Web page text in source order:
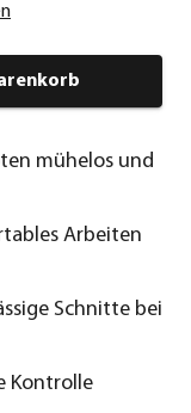
mühelos und
Arbeiten
Schnitte bei
Kontrolle